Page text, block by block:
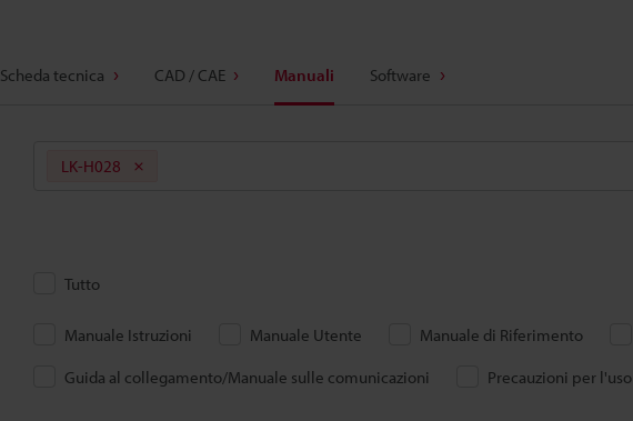
Scheda tecnica CAD / CAE Manuali Software
LK-H028
Tutto
Manuale Istruzioni Manuale Utente Manuale di Riferimento
Guida al collegamento/Manuale sulle comunicazioni
Precauzioni per l'uso